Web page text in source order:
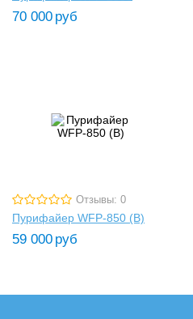
70 000 руб
Отзывы: 0
Пурифайер WFP-850 (B)
59 000 руб